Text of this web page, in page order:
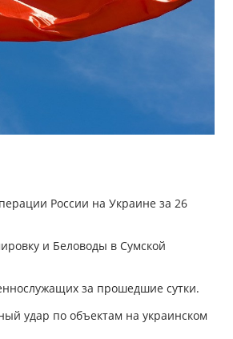
России на Украине за 26
и Беловоды в Сумской
за прошедшие сутки.
удар по объектам на украинском